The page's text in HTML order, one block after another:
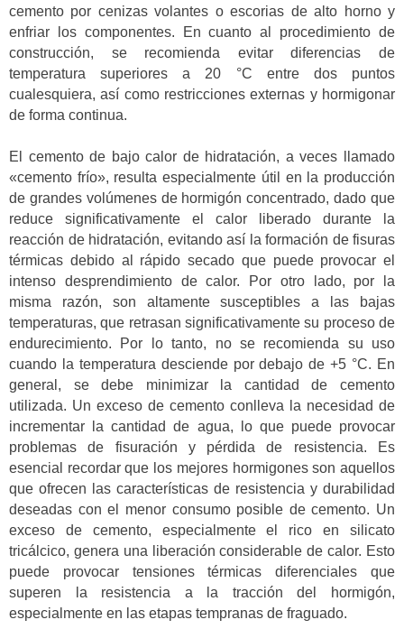
cemento por cenizas volantes o escorias de alto horno y
enfriar los componentes. En cuanto al procedimiento de
construcción, se recomienda evitar diferencias de
temperatura superiores a 20 °C entre dos puntos
cualesquiera, así como restricciones externas y hormigonar
de forma continua.
El cemento de bajo calor de hidratación, a veces llamado
«cemento frío», resulta especialmente útil en la producción
de grandes volúmenes de hormigón concentrado, dado que
reduce significativamente el calor liberado durante la
reacción de hidratación, evitando así la formación de fisuras
térmicas debido al rápido secado que puede provocar el
intenso desprendimiento de calor. Por otro lado, por la
misma razón, son altamente susceptibles a las bajas
temperaturas, que retrasan significativamente su proceso de
endurecimiento. Por lo tanto, no se recomienda su uso
cuando la temperatura desciende por debajo de +5 °C. En
general, se debe minimizar la cantidad de cemento
utilizada. Un exceso de cemento conlleva la necesidad de
incrementar la cantidad de agua, lo que puede provocar
problemas de fisuración y pérdida de resistencia. Es
esencial recordar que los mejores hormigones son aquellos
que ofrecen las características de resistencia y durabilidad
deseadas con el menor consumo posible de cemento. Un
exceso de cemento, especialmente el rico en silicato
tricálcico, genera una liberación considerable de calor. Esto
puede provocar tensiones térmicas diferenciales que
superen la resistencia a la tracción del hormigón,
especialmente en las etapas tempranas de fraguado.